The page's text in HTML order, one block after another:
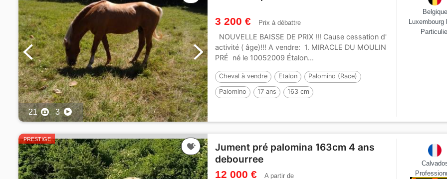
21 3
3 200 € Prix à débattre
NOUVELLE BAISSE DE PRIX !!! Cause cessation d'
activité ( âge)!!! A vendre: 1. MIRACLE DU MOULIN
PRÉ né le 10052009 Étalon...
Cheval à vendre Etalon Palomino (Race)
Palomino 17 ans 163 cm
Belgique
Luxembourg
PRESTIGE
Jument pré palomina 163cm 4 ans
debourree
12 000 € A partir de